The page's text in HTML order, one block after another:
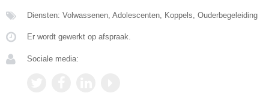
Diensten: Volwassenen, Adolescenten, Koppels, Ouderbegeleiding
Er wordt gewerkt op afspraak.
Sociale media: